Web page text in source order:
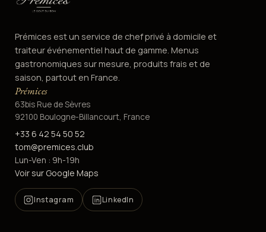
Prémices est un service de chef privé à domicile et
traiteur événementiel haut de gamme. Menus
gastronomiques sur mesure, produits frais et de
saison, partout en France.
Prémices
63bis Rue de Sèvres
92100 Boulogne-Billancourt, France
+33 6 42 54 50 52
tom@premices.club
Lun-Ven : 9h-19h
Voir sur Google Maps
Instagram LinkedIn